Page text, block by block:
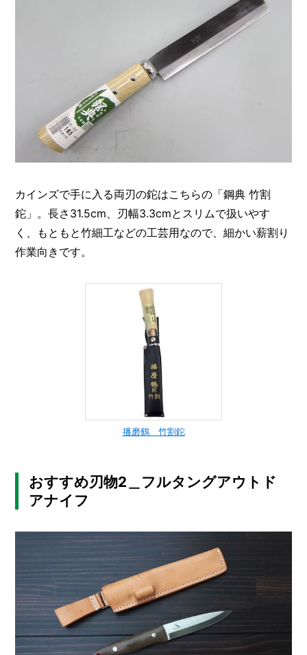
カインズで手に入る両刃の鉈はこちらの「鋼典 竹割
鉈」。長さ31.5cm、刃幅3.3cmとスリムで扱いやす
く、もともと竹細工などの工芸用なので、細かい薪割り
作業向きです。
播磨鶴 竹割鉈
おすすめ刃物2＿フルタングアウトド
アナイフ